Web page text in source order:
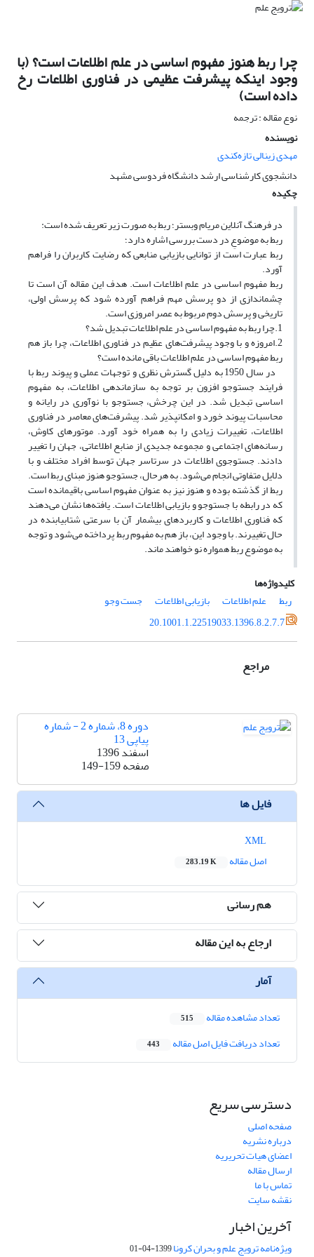
چرا ربط هنوز مفهوم اساسی در علم اطلاعات است؟ (با
وجود اینکه پیشرفت عظیمی در فناوری اطلاعات رخ
داده است)
نوع مقاله : ترجمه
نویسنده
مهدی زینالی تازه‌کندی
دانشجوی کارشناسی ارشد دانشگاه فردوسی مشهد
چکیده
در فرهنگ آنلاین مریام وبستر؛ ربط به صورت زیر تعریف شده است:
ربط به موضوعِ در دست بررسی اشاره دارد؛
ربط عبارت است از توانایی بازیابی منابعی که رضایت کاربران را فراهم
آورد.
ربط مفهوم اساسی در علم اطلاعات است. هدف این مقاله آن است تا
چشم­اندازی از دو پرسش مهم فراهم آورده شود که پرسش اولی،
تاریخی و پرسش دوم مربوط به عصر امروزی است.
1.چرا ربط به مفهوم اساسی در علم اطلاعات تبدیل شد؟
2.امروزه و با وجود پیشرفت‌های عظیم در فناوری اطلاعات، چرا باز هم
ربط مفهوم اساسی در علم اطلاعات باقی مانده است؟
در سال 1950 به دلیل گسترش نظری و توجهات عملی و پیوند ربط با
فرایند جست­وجو افزون بر توجه به سازماندهی اطلاعات، به مفهوم
اساسی تبدیل شد. در این چرخش، جست­وجو با نوآوری در رایانه و
محاسبات پیوند خورد و امکان­پذیر شد. پیشرفت‌های معاصر در فناوری
اطلاعات، تغییرات زیادی را به همراه خود آورد. موتورهای کاوش،
رسانه‌های اجتماعی و مجموعه جدیدی از منابع اطلاعاتی، جهان را تغییر
دادند. جست­وجوی اطلاعات در سرتاسر جهان توسط افراد مختلف و با
دلایل متفاوتی انجام می‌شود. به هرحال، جست­وجو هنوز مبنای ربط است.
ربط از گذشته بوده و هنوز نیز به عنوان مفهوم اساسی باقی­مانده است
که در رابطه با جست­وجو و بازیابی اطلاعات است. یافته‌ها نشان می‌دهند
که فناوری اطلاعات و کاربردهای بیشمار آن با سرعتی شتاب­یابنده در
حال تغییرند. با وجود این، باز هم به مفهوم ربط پرداخته می‌شود و توجه
به موضوع ربط همواره نو خواهند ماند.
کلیدواژه‌ها
ربط
علم اطلاعات بازیابی اطلاعات
جست وجو
20.1001.1.22519033.1396.8.2.7.7
مراجع
دوره 8، شماره 2 - شماره
پیاپی 13
اسفند 1396
صفحه149-159
فایل ها
اصل مقاله
283.19 K
هم رسانی
ارجاع به این مقاله
آمار
تعداد مشاهده مقاله 515
تعداد دریافت فایل اصل مقاله 443
دسترسی سریع
صفحه اصلی
درباره نشریه
اعضای هیات تحریریه
ارسال مقاله
تماس با ما
نقشه سایت
آخرین اخبار
ویژه‌نامه ترویج علم و بحران کرونا1399-04-01